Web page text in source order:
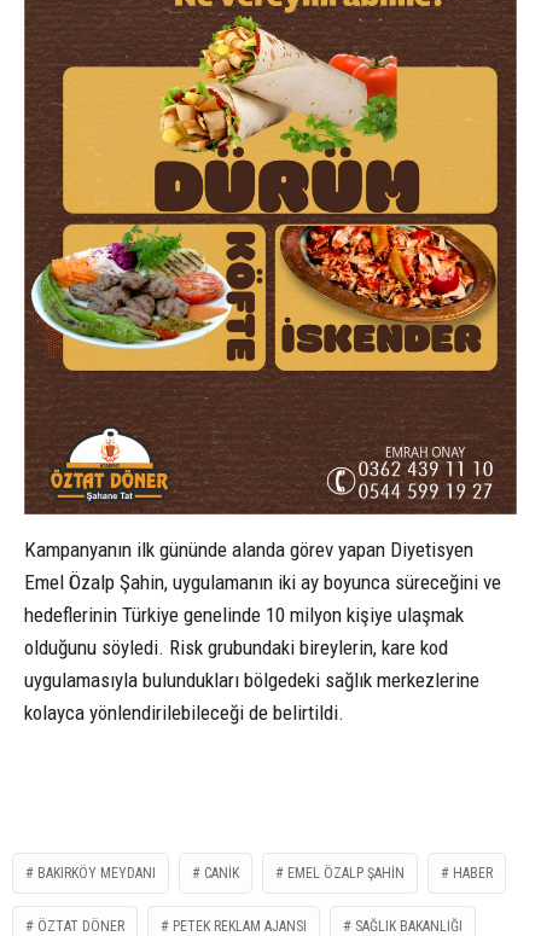
Kampanyanın ilk gününde alanda görev yapan Diyetisyen
Emel Özalp Şahin, uygulamanın iki ay boyunca süreceğini ve
hedeflerinin Türkiye genelinde 10 milyon kişiye ulaşmak
olduğunu söyledi. Risk grubundaki bireylerin, kare kod
uygulamasıyla bulundukları bölgedeki sağlık merkezlerine
kolayca yönlendirilebileceği de belirtildi.
BAKIRKÖY MEYDANI CANIK EMEL ÖZALP ŞAHIN HABER
ÖZTAT DÖNER PETEK REKLAM AJANSI SAĞLIK BAKANLIĞI